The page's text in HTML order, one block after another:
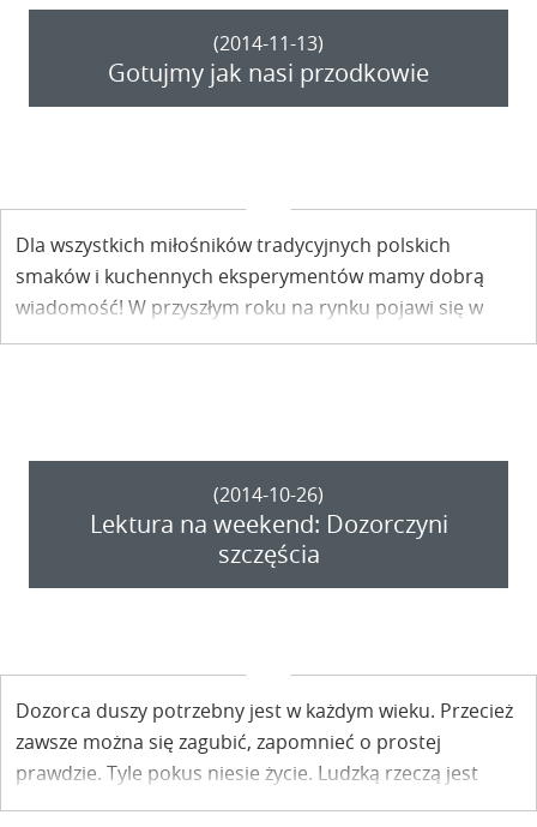
(2014-11-13)
Gotujmy jak nasi przodkowie
Dla wszystkich miłośników tradycyjnych polskich
smaków i kuchennych eksperymentów mamy dobrą
wiadomość! W przyszłym roku na rynku pojawi się w
nowej odsłonie „Kuchnia Słowian” autorstwa Hanny i
(2014-10-26)
Lektura na weekend: Dozorczyni
szczęścia
Dozorca duszy potrzebny jest w każdym wieku. Przecież
zawsze można się zagubić, zapomnieć o prostej
prawdzie. Tyle pokus niesie życie. Ludzką rzeczą jest
błądzić. Tam na górze już nic nie nawywijamy - pisze Ewa